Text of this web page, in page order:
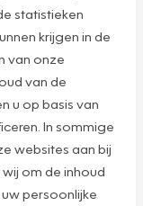
statistieken
krijgen in de
van onze
van de
u op basis van
In sommige
websites aan bij
om de inhoud
persoonlijke